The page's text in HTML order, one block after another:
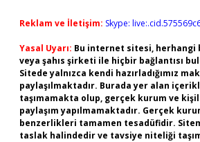
Reklam ve İletişim: Skype:
Yasal Uyarı: Bu internet sitesi, herhangi
veya şahıs şirketi ile hiçbir bağlantısı
Sitede yalnızca kendi hazırladığımız
paylaşılmaktadır. Burada yer alan
taşımamakta olup, gerçek kurum ve
paylaşım yapılmamaktadır. Gerçek
benzerlikleri tamamen tesadüfidir.
taslak halindedir ve tavsiye niteliği